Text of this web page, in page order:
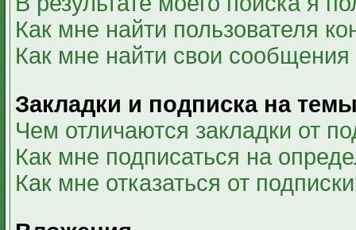
Как мне найти пользователя
Как мне найти свои
Закладки и подписка на
Чем отличаются закладки от
Как мне подписаться на
Как мне отказаться от